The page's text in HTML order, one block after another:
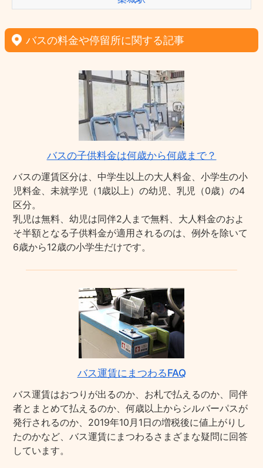
バスの料金や停留所に関する記事
バスの子供料金は何歳から何歳まで？
バスの運賃区分は、中学生以上の大人料金、小学生の小
児料金、未就学児（1歳以上）の幼児、乳児（0歳）の4
区分。
乳児は無料、幼児は同伴2人まで無料、大人料金のおよ
そ半額となる子供料金が適用されるのは、例外を除いて
6歳から12歳の小学生だけです。
バス運賃にまつわるFAQ
バス運賃はおつりが出るのか、お札で払えるのか、同伴
者とまとめて払えるのか、何歳以上からシルバーパスが
発行されるのか、2019年10月1日の増税後に値上がりし
たのかなど、バス運賃にまつわるさまざまな疑問に回答
しています。